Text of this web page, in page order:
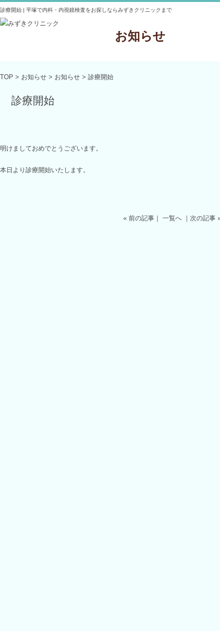
診療開始 | 平塚で内科・内視鏡検査をお探しならみずきクリニックまで
お知らせ
TOP > お知らせ > お知らせ > 診療開始
診療開始
明けましておめでとうございます。
本日より診療開始いたします。
« 前の記事｜ 一覧へ ｜ 次の記事